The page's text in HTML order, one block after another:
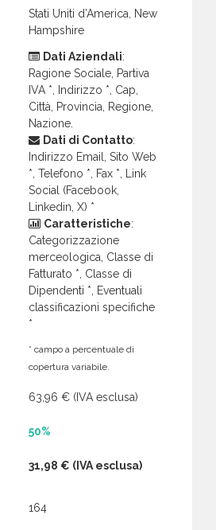
Stati Uniti d’America, New
Hampshire
Dati Aziendali:
Ragione Sociale, Partiva
IVA *, Indirizzo *, Cap,
Città, Provincia, Regione,
Nazione.
Dati di Contatto:
Indirizzo Email, Sito Web
*, Telefono *, Fax *, Link
Social (Facebook,
Linkedin, X) *
Caratteristiche:
Categorizzazione
merceologica, Classe di
Fatturato *, Classe di
Dipendenti *, Eventuali
classificazioni specifiche
*
* campo a percentuale di
copertura variabile.
63,96 € (IVA esclusa)
50%
31,98 € (IVA esclusa)
164